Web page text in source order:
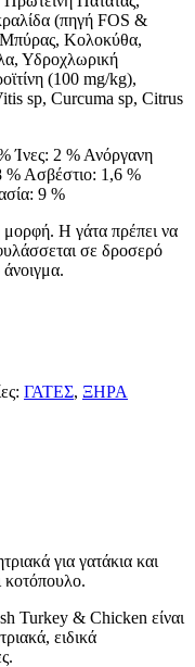
(πηγή FOS &
Κολοκύθα,
Υδροχλωρική
(100 mg/kg),
sp, Curcuma sp, Citrus
Ίνες: 2 % Ανόργανη
Ασβέστιο: 1,6 %
9 %
Η γάτα πρέπει να
σε δροσερό
ΓΑΤΕΣ, ΞΗΡΑ
για γατάκια και
κοτόπουλο.
Turkey & Chicken είναι
ειδικά